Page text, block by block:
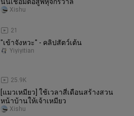
21
Xishu
"เข้าจังหวะ" - คลิปสัตว์เต้น
25.9K
Yiyiyitian
[แมวเหมียว] ใช้เวลาสี่เดือนสร้างสวน
หน้าบ้านให้เจ้าเหมียว
Xishu